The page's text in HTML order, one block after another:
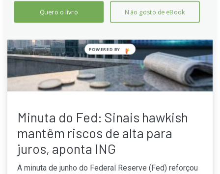
Minuta do Fed: Sinais hawkish
mantêm riscos de alta para
juros, aponta ING
A minuta de junho do Federal Reserve (Fed) reforçou
Quero o livro Não gosto de eBook
POWERED
BY